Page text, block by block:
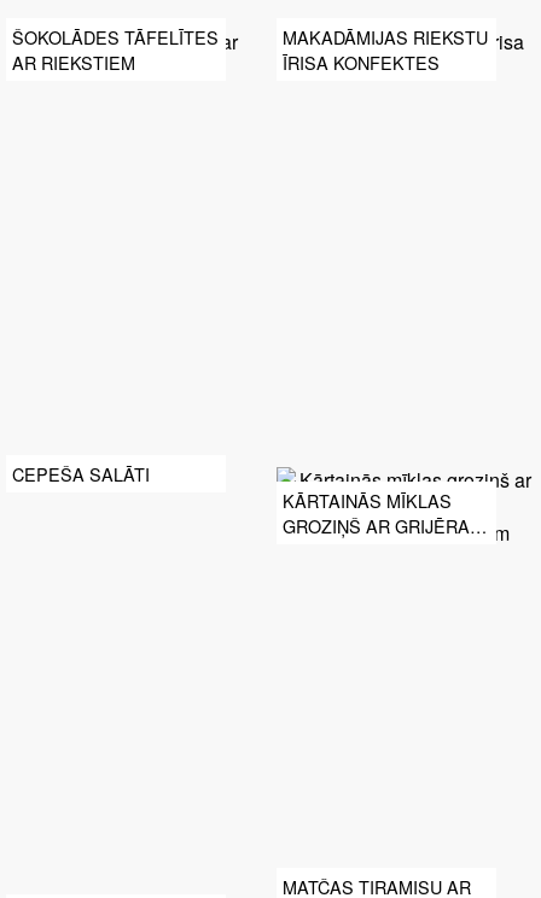
ŠOKOLĀDES TĀFELĪTES
AR RIEKSTIEM
MAKADĀMIJAS RIEKSTU
ĪRISA KONFEKTES
CEPEŠA SALĀTI
KĀRTAINĀS MĪKLAS
GROZIŅŠ AR GRIJĒRAS
MATČAS TIRAMISU AR